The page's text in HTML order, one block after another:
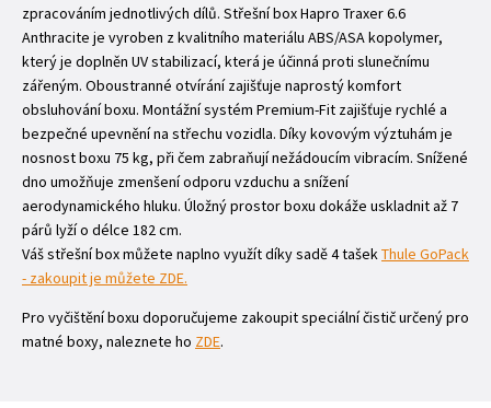
zpracováním jednotlivých dílů. Střešní box Hapro Traxer 6.6
Anthracite je vyroben z kvalitního materiálu ABS/ASA kopolymer,
který je doplněn UV stabilizací, která je účinná proti slunečnímu
zářeným. Oboustranné otvírání zajišťuje naprostý komfort
obsluhování boxu. Montážní systém Premium-Fit zajišťuje rychlé a
bezpečné upevnění na střechu vozidla. Díky kovovým výztuhám je
nosnost boxu 75 kg, při čem zabraňují nežádoucím vibracím. Snížené
dno umožňuje zmenšení odporu vzduchu a snížení
aerodynamického hluku. Úložný prostor boxu dokáže uskladnit až 7
párů lyží o délce 182 cm.
Váš střešní box můžete naplno využít díky sadě 4 tašek Thule GoPack
- zakoupit je můžete ZDE.
Pro vyčištění boxu doporučujeme zakoupit speciální čistič určený pro
matné boxy, naleznete ho ZDE.